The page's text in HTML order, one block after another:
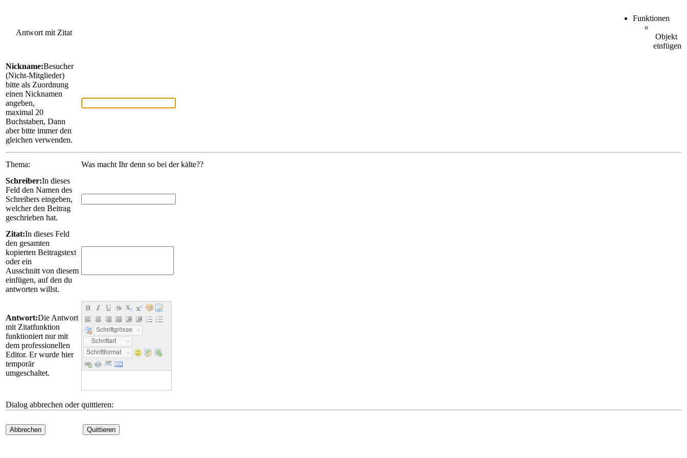
Antwort mit Zitat
Funktionen
Objekt
einfügen
Nickname:Besucher
(Nicht-Mitglieder)
bitte als Zuordnung
einen Nicknamen
angeben,
maximal 20
Buchstaben, Dann
aber bitte immer den
gleichen verwenden.
Thema:
Was macht Ihr denn so bei der kälte??
Schreiber:In dieses
Feld den Namen des
Schreibers eingeben,
welcher den Beitrag
geschrieben hat.
Zitat:In dieses Feld
den gesamten
kopierten Beitragstext
oder ein
Ausschnitt von diesem
einfügen, auf den du
antworten willst.
Antwort:Die Antwort
mit Zitatfunktion
funktioniert nur mit
dem professionellen
Editor. Er wurde hier
temporär
umgeschaltet.
Schriftgrösse
Schriftart
Schriftformat
Dialog abbrechen oder quittieren:
Abbrechen Quittieren